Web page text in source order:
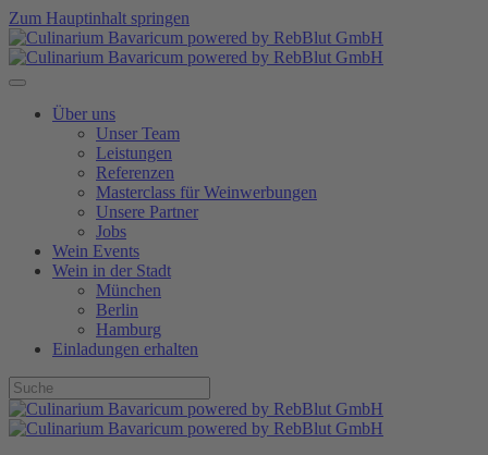
Zum Hauptinhalt springen
Über uns
Unser Team
Leistungen
Referenzen
Masterclass für Weinwerbungen
Unsere Partner
Jobs
Wein Events
Wein in der Stadt
München
Berlin
Hamburg
Einladungen erhalten